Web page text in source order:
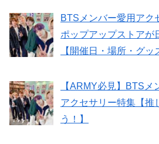
BTSメンバー愛用アク
ポップアップストアが
【開催日・場所・グッ
【ARMY必見】BTSメ
アクセサリー特集【推
う！】